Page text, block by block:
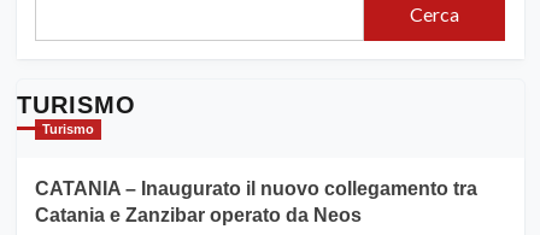
Cerca
TURISMO
Turismo
CATANIA – Inaugurato il nuovo collegamento tra
Catania e Zanzibar operato da Neos